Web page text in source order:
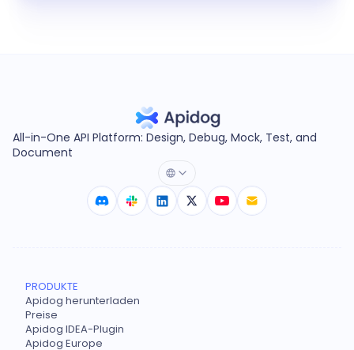
All-in-One API Platform: Design, Debug, Mock, Test, and
Document
PRODUKTE
Apidog herunterladen
Preise
Apidog IDEA-Plugin
Apidog Europe